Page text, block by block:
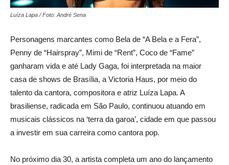
Luíza Lapa / Foto: André Sena
Personagens marcantes como Bela de “A Bela e a Fera”,
Penny de “Hairspray”, Mimi de “Rent”, Coco de “Fame”
ganharam vida e até Lady Gaga, foi interpretada na maior
casa de shows de Brasília, a Victoria Haus, por meio do
talento da cantora, compositora e atriz Luíza Lapa. A
brasiliense, radicada em São Paulo, continuou atuando em
musicais clássicos na ‘terra da garoa’, cidade em que passou
a investir em sua carreira como cantora pop.
No próximo dia 30, a artista completa um ano do lançamento